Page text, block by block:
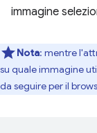
immagine
Nota: mentre
su quale immagine
da seguire per il